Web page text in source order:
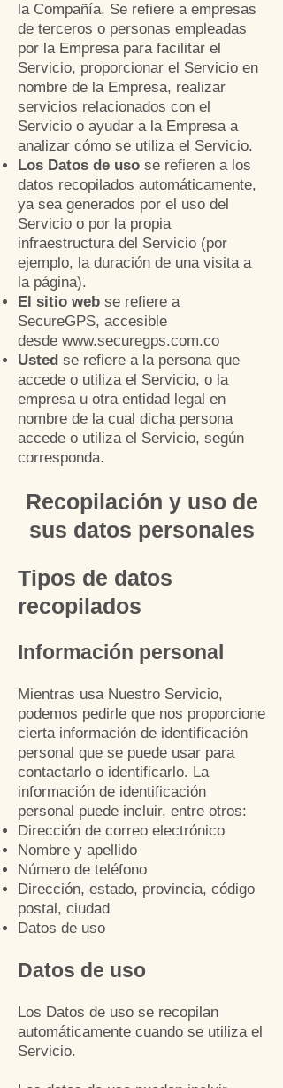
la Compañía. Se refiere a empresas
de terceros o personas empleadas
por la Empresa para facilitar el
Servicio, proporcionar el Servicio en
nombre de la Empresa, realizar
servicios relacionados con el
Servicio o ayudar a la Empresa a
analizar cómo se utiliza el Servicio.
Los Datos de uso se refieren a los
datos recopilados automáticamente,
ya sea generados por el uso del
Servicio o por la propia
infraestructura del Servicio (por
ejemplo, la duración de una visita a
la página).
El sitio web se refiere a
SecureGPS, accesible
desde www.securegps.com.co
Usted se refiere a la persona que
accede o utiliza el Servicio, o la
empresa u otra entidad legal en
nombre de la cual dicha persona
accede o utiliza el Servicio, según
corresponda.
Recopilación y uso de
sus datos personales
Tipos de datos
recopilados
Información personal
Mientras usa Nuestro Servicio,
podemos pedirle que nos proporcione
cierta información de identificación
personal que se puede usar para
contactarlo o identificarlo. La
información de identificación
personal puede incluir, entre otros:
Dirección de correo electrónico
Nombre y apellido
Número de teléfono
Dirección, estado, provincia, código
postal, ciudad
Datos de uso
Datos de uso
Los Datos de uso se recopilan
automáticamente cuando se utiliza el
Servicio.